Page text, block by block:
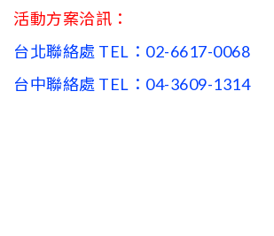
活動方案洽訊：
台北聯絡處 TEL：02-6617-0068
台中聯絡處 TEL：04-3609-1314